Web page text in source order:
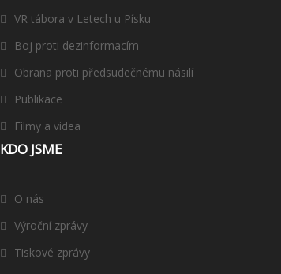
VR tábora v Letech u Písku
Boj proti dezinformacím
Obrana proti předsudečnému násilí
Publikace
Filmy a videa
KDO JSME
O nás
Výroční zprávy
Tiskové zprávy